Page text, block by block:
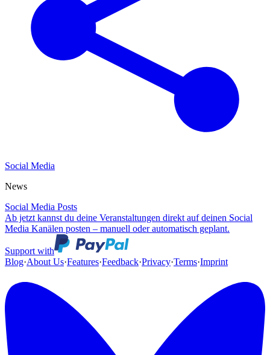
Social Media
News
Social Media Posts
Ab jetzt kannst du deine Veranstaltungen direkt auf deinen Social
Media Kanälen posten – manuell oder automatisch geplant.
Support with
Blog·About Us·Features·Feedback·Privacy·Terms·Imprint